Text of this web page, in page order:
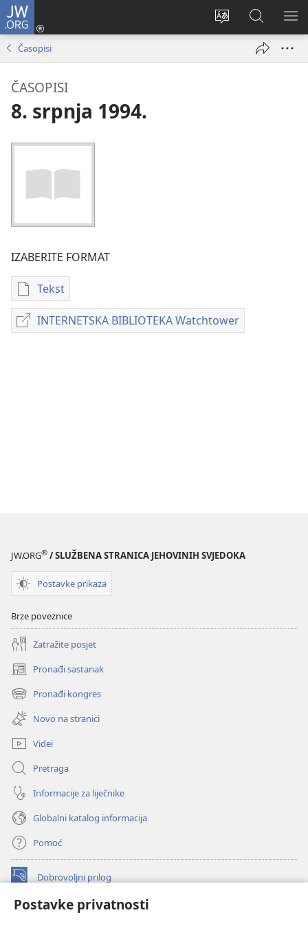
Postavke privatnosti
JW.ORG
Promijeni
Prijava
(otvara
JW.ORG
|
Pretraga
Časopisi
ČASOPISI
8. srpnja 1994.
IZABERITE FORMAT
Tekst
Postavke
preuzimanja
naših
INTERNETSKA BIBLIOTEKA Watchtower
INTERNETSKA
JW.ORG® / SLUŽBENA STRANICA JEHOVINIH SVJEDOKA
Postavke prikaza
Brze poveznice
Zatražite posjet
Pronađi sastanak
(otvara
se
novi
prozor)
Pronađi kongres
(otvara
se
novi
prozor)
Novo na stranici
Videi
Pretraga
Informacije za liječnike
Globalni katalog informacija
Pomoć
Dobrovoljni prilog
(otvara
novi
INTERNETSKA BIBLIOTEKA Watchtower